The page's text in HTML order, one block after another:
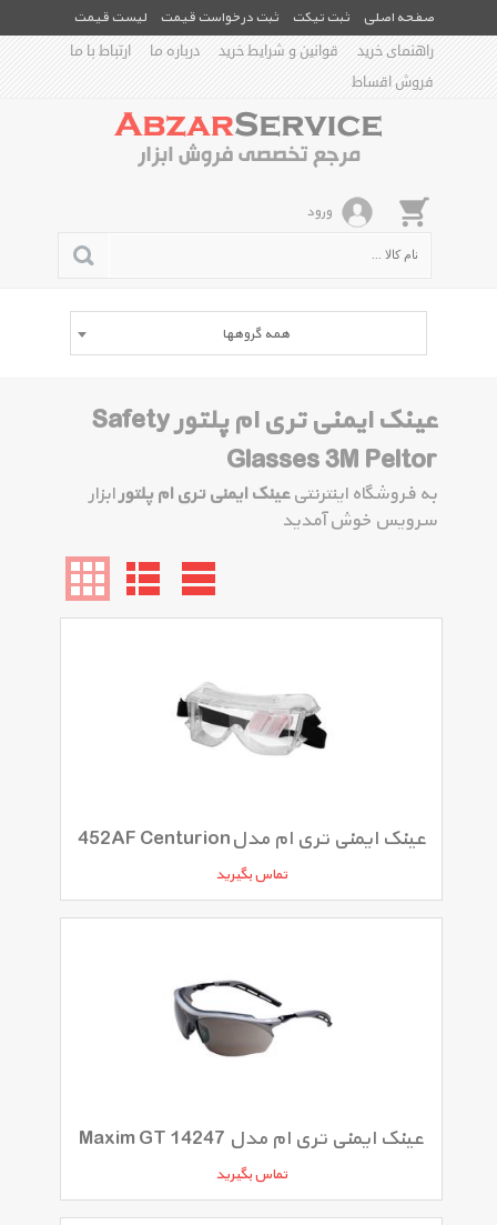
صفحه اصلی ثبت تیکت ثبت درخواست قیمت
لیست قیمت
راهنمای خرید
قوانین و شرایط خرید درباره ما
ارتباط با ما
فروش اقساط
ورود
همه گروهها
عینک ایمنی تری ام پلتور Safety
Glasses 3M Peltor
به فروشگاه اینترنتیعینک ایمنی تری ام پلتورابزار
سرویس خوش آمدید
عینک ایمنی تری ام مدل452AF Centurion
تماس بگیرید
عینک ایمنی تری ام مدل Maxim GT 14247
تماس بگیرید